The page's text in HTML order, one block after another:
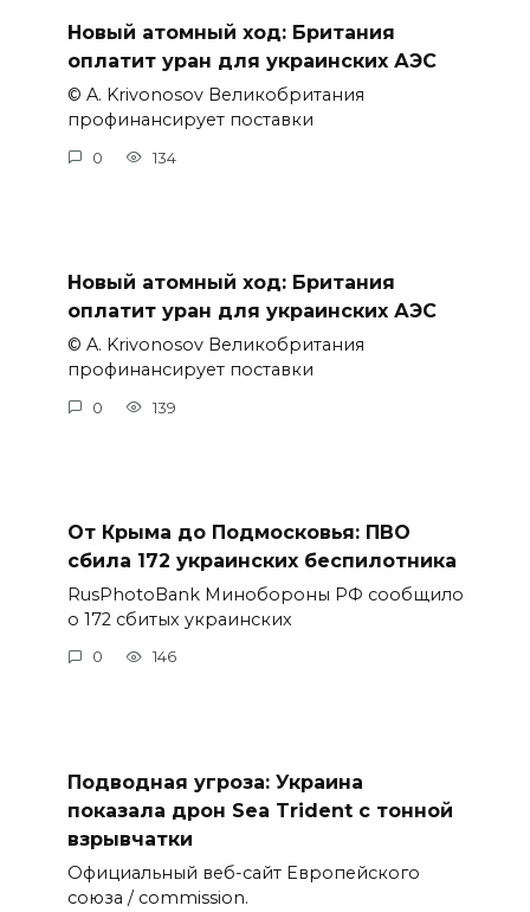
Новый атомный ход: Британия
оплатит уран для украинских АЭС
© A. Krivonosov Великобритания
профинансирует поставки
0 134
Новый атомный ход: Британия
оплатит уран для украинских АЭС
© A. Krivonosov Великобритания
профинансирует поставки
0 139
От Крыма до Подмосковья: ПВО
сбила 172 украинских беспилотника
RusPhotoBank Минобороны РФ сообщило
о 172 сбитых украинских
0 146
Подводная угроза: Украина
показала дрон Sea Trident с тонной
взрывчатки
Официальный веб-сайт Европейского
союза / commission.